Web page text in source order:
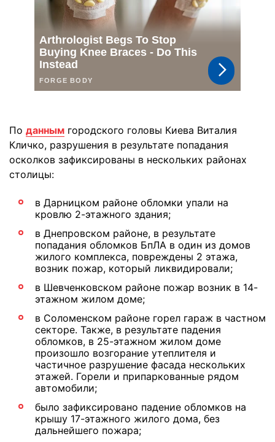
По данным городского головы Киева Виталия
Кличко, разрушения в результате попадания
осколков зафиксированы в нескольких районах
столицы:
в Дарницком районе обломки упали на
кровлю 2-этажного здания;
в Днепровском районе, в результате
попадания обломков БпЛА в один из домов
жилого комплекса, повреждены 2 этажа,
возник пожар, который ликвидировали;
в Шевченковском районе пожар возник в 14-
этажном жилом доме;
в Соломенском районе горел гараж в частном
секторе. Также, в результате падения
обломков, в 25-этажном жилом доме
произошло возгорание утеплителя и
частичное разрушение фасада нескольких
этажей. Горели и припаркованные рядом
автомобили;
было зафиксировано падение обломков на
крышу 17-этажного жилого дома, без
дальнейшего пожара;